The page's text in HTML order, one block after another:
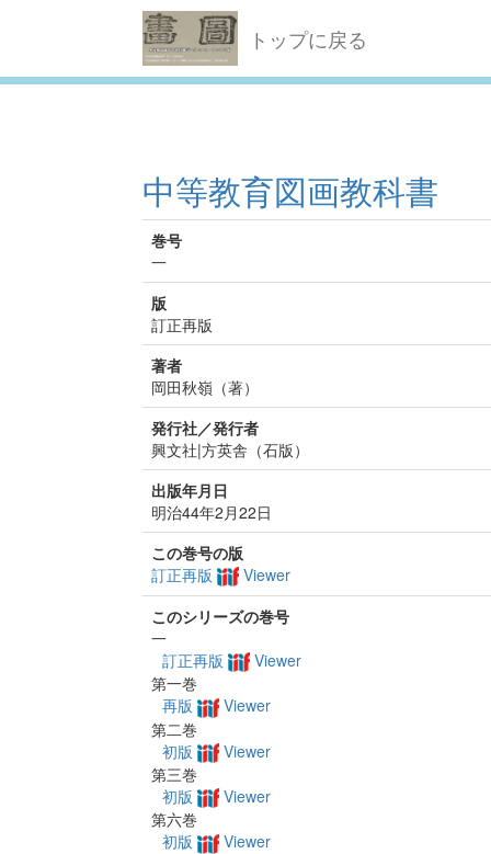
トップに戻る
中等教育図画教科書
巻号
一
版
訂正再版
著者
岡田秋嶺（著）
発行社／発行者
興文社|方英舎（石版）
出版年月日
明治44年2月22日
この巻号の版
訂正再版
Viewer
このシリーズの巻号
一
訂正再版
Viewer
第一巻
再版
Viewer
第二巻
初版
Viewer
第三巻
初版
Viewer
第六巻
初版
Viewer